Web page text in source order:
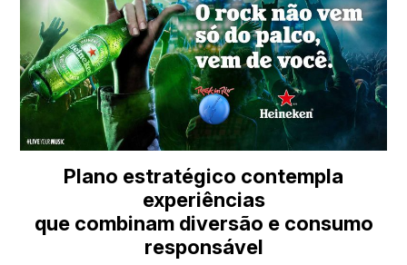
Plano estratégico contempla
experiências
que combinam diversão e consumo
responsável